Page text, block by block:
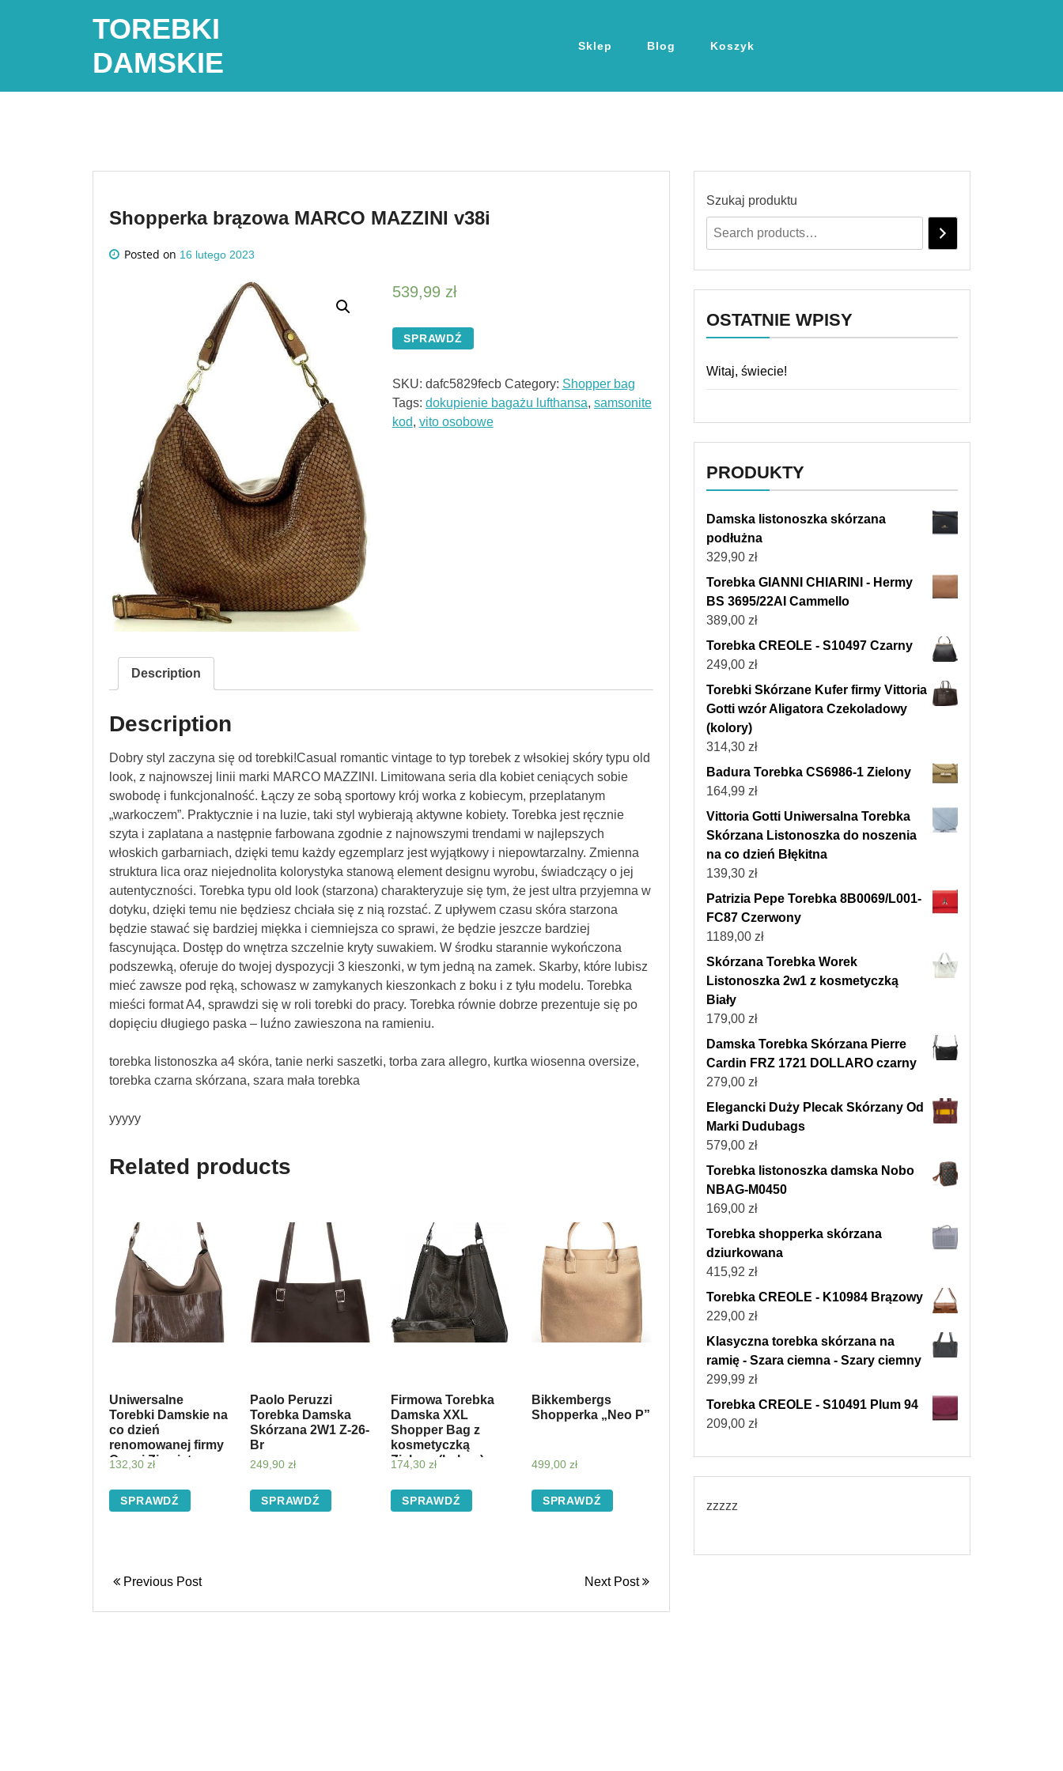
TOREBKI
DAMSKIE
Sklep Blog Koszyk
Shopperka brązowa MARCO MAZZINI v38i
Posted on 16 lutego 2023
539,99 zł
SPRAWDŹ
SKU: dafc5829fecb Category: Shopper bag
Tags: dokupienie bagażu lufthansa, samsonite
kod, vito osobowe
Description
Description
Dobry styl zaczyna się od torebki!Casual romantic vintage to typ torebek z włsokiej skóry typu old
look, z najnowszej linii marki MARCO MAZZINI. Limitowana seria dla kobiet ceniących sobie
swobodę i funkcjonalność. Łączy ze sobą sportowy krój worka z kobiecym, przeplatanym
„warkoczem”. Praktycznie i na luzie, taki styl wybierają aktywne kobiety. Torebka jest ręcznie
szyta i zaplatana a następnie farbowana zgodnie z najnowszymi trendami w najlepszych
włoskich garbarniach, dzięki temu każdy egzemplarz jest wyjątkowy i niepowtarzalny. Zmienna
struktura lica oraz niejednolita kolorystyka stanową element designu wyrobu, świadczący o jej
autentyczności. Torebka typu old look (starzona) charakteryzuje się tym, że jest ultra przyjemna w
dotyku, dzięki temu nie będziesz chciała się z nią rozstać. Z upływem czasu skóra starzona
będzie stawać się bardziej miękka i ciemniejsza co sprawi, że będzie jeszcze bardziej
fascynująca. Dostęp do wnętrza szczelnie kryty suwakiem. W środku starannie wykończona
podszewką, oferuje do twojej dyspozycji 3 kieszonki, w tym jedną na zamek. Skarby, które lubisz
mieć zawsze pod ręką, schowasz w zamykanych kieszonkach z boku i z tyłu modelu. Torebka
mieści format A4, sprawdzi się w roli torebki do pracy. Torebka równie dobrze prezentuje się po
dopięciu długiego paska – luźno zawieszona na ramieniu.
torebka listonoszka a4 skóra, tanie nerki saszetki, torba zara allegro, kurtka wiosenna oversize,
torebka czarna skórzana, szara mała torebka
yyyyy
Related products
Uniwersalne
Torebki Damskie na
co dzień
renomowanej firmy
Conci Ziemista
132,30 zł
SPRAWDŹ
Paolo Peruzzi
Torebka Damska
Skórzana 2W1 Z-26-
Br
249,90 zł
SPRAWDŹ
Firmowa Torebka
Damska XXL
Shopper Bag z
kosmetyczką
Zielona (kolory)
174,30 zł
SPRAWDŹ
Bikkembergs
Shopperka „Neo P”
499,00 zł
SPRAWDŹ
Previous Post Next Post
Szukaj produktu
OSTATNIE WPISY
Witaj, świecie!
PRODUKTY
Damska listonoszka skórzana
podłużna
329,90 zł
Torebka GIANNI CHIARINI - Hermy
BS 3695/22AI Cammello
389,00 zł
Torebka CREOLE - S10497 Czarny
249,00 zł
Torebki Skórzane Kufer firmy Vittoria
Gotti wzór Aligatora Czekoladowy
(kolory)
314,30 zł
Badura Torebka CS6986-1 Zielony
164,99 zł
Vittoria Gotti Uniwersalna Torebka
Skórzana Listonoszka do noszenia
na co dzień Błękitna
139,30 zł
Patrizia Pepe Torebka 8B0069/L001-
FC87 Czerwony
1189,00 zł
Skórzana Torebka Worek
Listonoszka 2w1 z kosmetyczką
Biały
179,00 zł
Damska Torebka Skórzana Pierre
Cardin FRZ 1721 DOLLARO czarny
279,00 zł
Elegancki Duży Plecak Skórzany Od
Marki Dudubags
579,00 zł
Torebka listonoszka damska Nobo
NBAG-M0450
169,00 zł
Torebka shopperka skórzana
dziurkowana
415,92 zł
Torebka CREOLE - K10984 Brązowy
229,00 zł
Klasyczna torebka skórzana na
ramię - Szara ciemna - Szary ciemny
299,99 zł
Torebka CREOLE - S10491 Plum 94
209,00 zł
zzzzz